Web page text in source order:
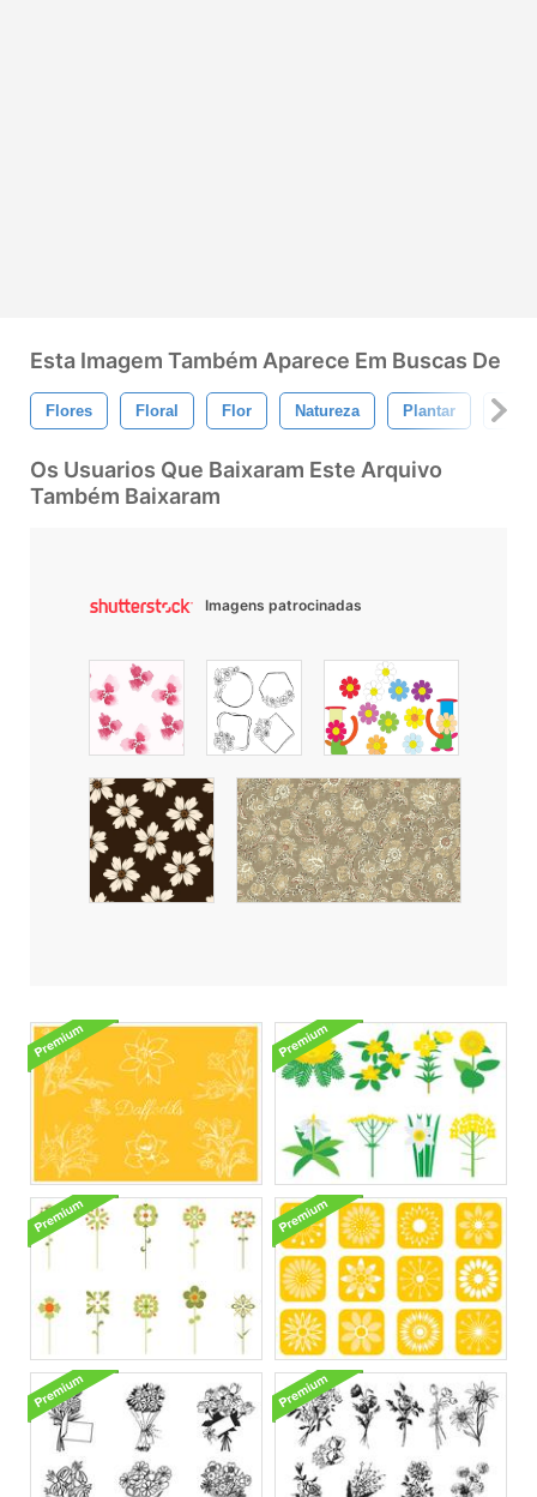
Esta Imagem Também Aparece Em Buscas De
Flores Floral Flor Natureza Plantar
Os Usuarios Que Baixaram Este Arquivo
Também Baixaram
Imagens patrocinadas